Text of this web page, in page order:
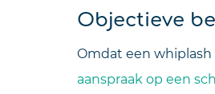
Objectieve
Omdat een whiplash
aanspraak op een